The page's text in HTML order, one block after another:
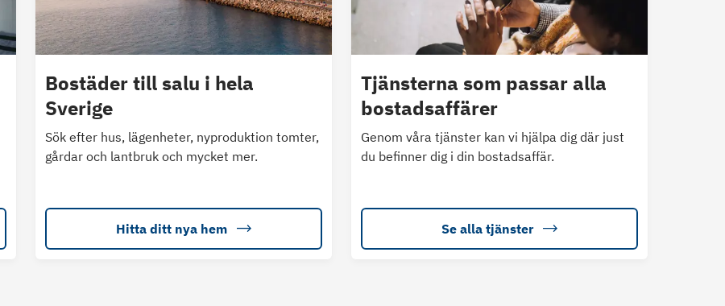
Bostäder till salu i hela
Sverige
Sök efter hus, lägenheter, nyproduktion tomter,
gårdar och lantbruk och mycket mer.
Hitta ditt nya hem
Tjänsterna som passar alla
bostadsaffärer
Genom våra tjänster kan vi hjälpa dig där just
du befinner dig i din bostadsaffär.
Se alla tjänster